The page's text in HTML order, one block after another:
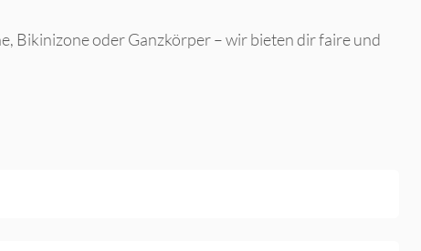
Bikinizone oder Ganzkörper – wir bieten dir faire und